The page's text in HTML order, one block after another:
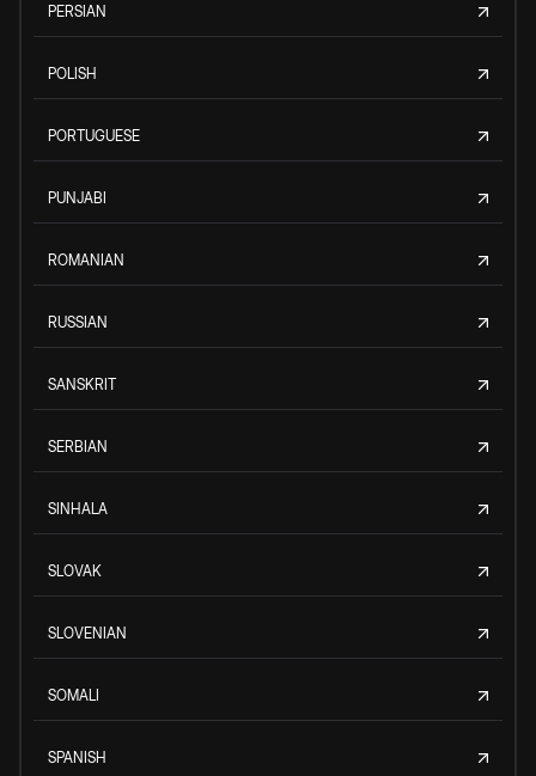
PERSIAN
POLISH
PORTUGUESE
PUNJABI
ROMANIAN
RUSSIAN
SANSKRIT
SERBIAN
SINHALA
SLOVAK
SLOVENIAN
SOMALI
SPANISH